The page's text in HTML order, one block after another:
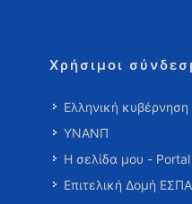
Χρήσιμοι
Ελληνική κυβέρνηση
ΥΝΑΝΠ
Η σελίδα μου - Portal
Επιτελική Δομή